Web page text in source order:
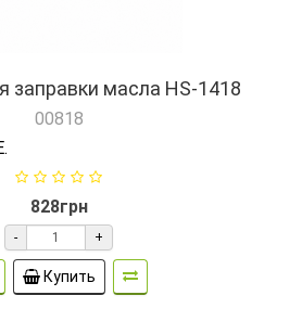
заправки масла HS-1418
00818
828грн
- +
Купить